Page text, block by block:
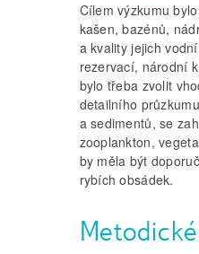
Cílem výzkumu
kašen, bazénů,
a kvality jejich
rezervací, národní
bylo třeba zvolit
detailního
a sedimentů, se
zooplankton,
by měla být
rybích obsádek.